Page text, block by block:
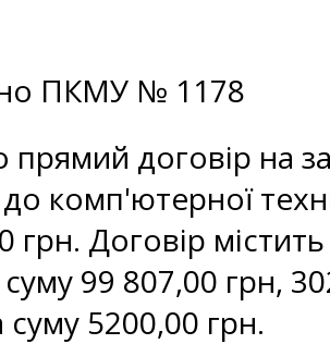
ПКМУ № 1178
договір на
комп'ютерної
Договір містить
99 807,00 грн,
5200,00 грн.